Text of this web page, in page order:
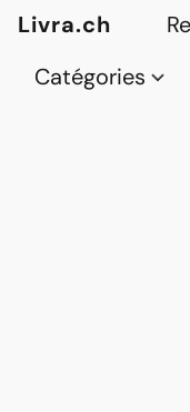
Livra.ch
Catégories